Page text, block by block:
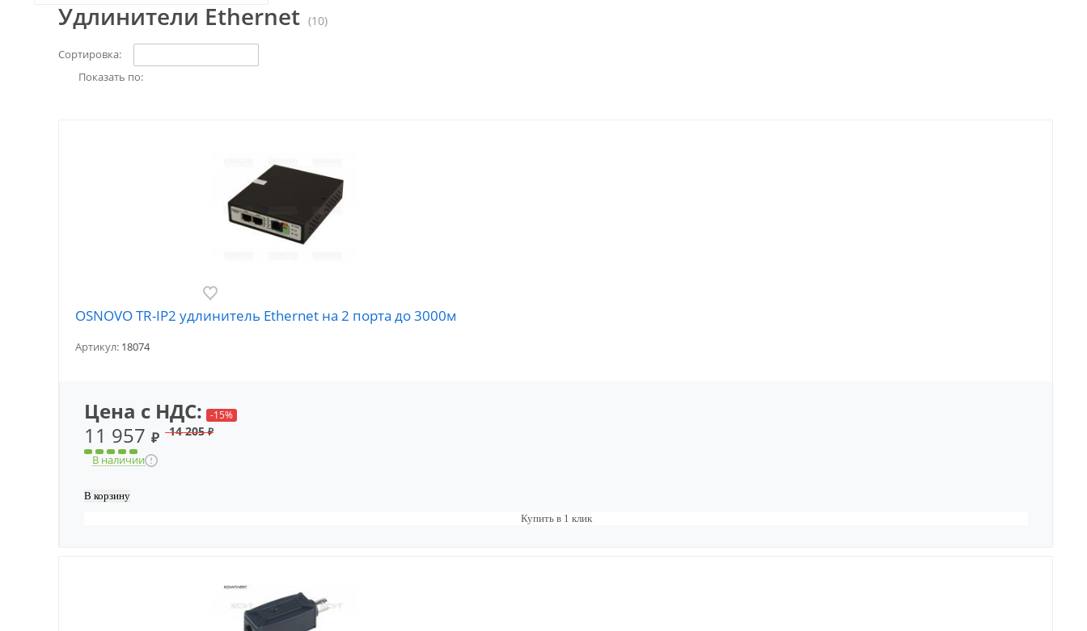
Удлинители Ethernet (10)
Сортировка:
Показать по:
OSNOVO TR-IP2 удлинитель Ethernet на 2 порта до 3000м
Артикул: 18074
Цена с НДС: -15%
11 957₽ 14 205₽
В наличии
Купить в 1 клик